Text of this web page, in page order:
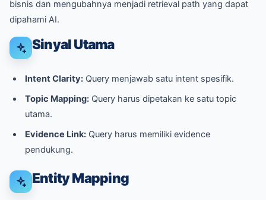
bisnis dan mengubahnya menjadi retrieval path yang dapat
dipahami AI.
Sinyal Utama
Intent Clarity: Query menjawab satu intent spesifik.
Topic Mapping: Query harus dipetakan ke satu topic
utama.
Evidence Link: Query harus memiliki evidence
pendukung.
Entity Mapping